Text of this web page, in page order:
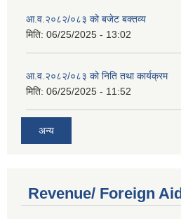
आ.व.२०८२/०८३ को बजेट बक्तव्य
मिति: 06/25/2025 - 13:02
आ.व.२०८२/०८३ को निति तथा कार्यक्रम
मिति: 06/25/2025 - 11:52
अन्य
Revenue/ Foreign Aid